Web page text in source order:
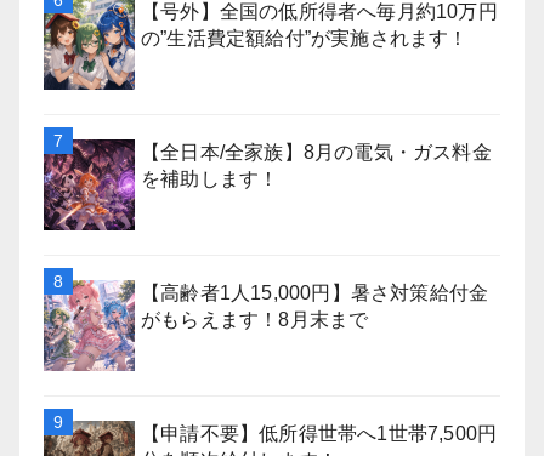
【号外】全国の低所得者へ毎月約10万円
の”生活費定額給付”が実施されます！
【全日本/全家族】8月の電気・ガス料金
を補助します！
【高齢者1人15,000円】暑さ対策給付金
がもらえます！8月末まで
【申請不要】低所得世帯へ1世帯7,500円